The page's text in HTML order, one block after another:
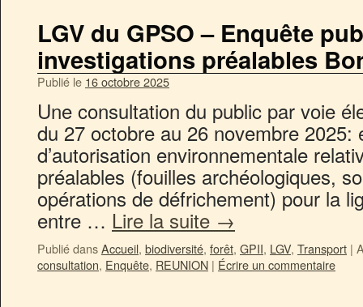
LGV du GPSO – Enquête
investigations préalables
Publié le 16 octobre 2025
Une consultation du public par voie
du 27 octobre au 26 novembre 2025:
d’autorisation environnementale
préalables (fouilles archéologiques,
opérations de défrichement) pour la
entre … Lire la suite →
Publié dansAccueil, biodiversité, forêt, GPII, LGV, Transport |
consultation, Enquête, REUNION | Écrire un commentaire